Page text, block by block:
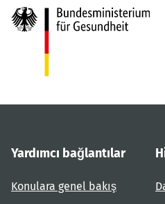
Yardımcı bağlantılar
Konulara genel bakış